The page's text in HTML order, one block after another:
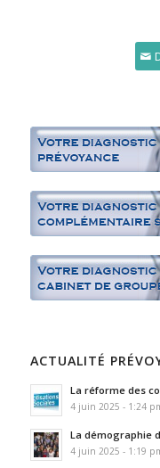
ACTUALITÉ
La réforme des
4 juin 2025 - 1:24
La démographie
4 juin 2025 - 1:19